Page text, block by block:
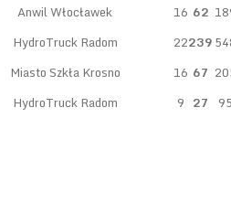
Anwil Włocławek 16 62
HydroTruck Radom 22239
Miasto Szkła Krosno 16 67
HydroTruck Radom 9 27